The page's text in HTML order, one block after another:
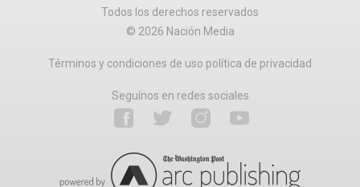
Todos los derechos reservados
© 2026 Nación Media
Términos y condiciones de uso política de privacidad
Seguínos en redes sociales